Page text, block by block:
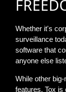
Whether it's
surveillance
software that
anyone else
While other
features, Tox